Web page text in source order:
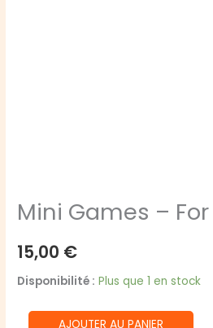
Mini Games –
15,00 €
Disponibilité : Plus que 1 en stock
quantitéAJOUTER AU PANIER